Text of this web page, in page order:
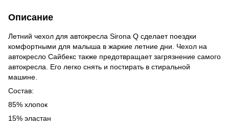
Описание
Летний чехол для автокресла Sirona Q сделает поездки
комфортными для малыша в жаркие летние дни. Чехол на
автокресло Сайбекс также предотвращает загрязнение самого
автокресла. Его легко снять и постирать в стиральной
машине.
Состав:
85% хлопок
15% эластан